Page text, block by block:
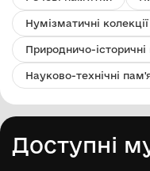
Нумізматичні колекції
Природничо-
Науково-технічні
Доступні